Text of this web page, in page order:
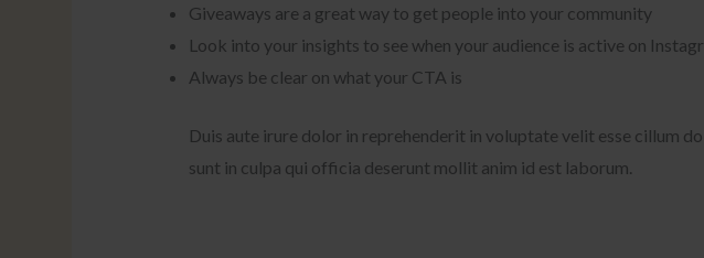
Giveaways are a great way to get people into your community
Look into your insights to see when your audience is active on
Always be clear on what your CTA is
Duis aute irure dolor in reprehenderit in voluptate velit esse cillum
sunt in culpa qui officia deserunt mollit anim id est laborum.